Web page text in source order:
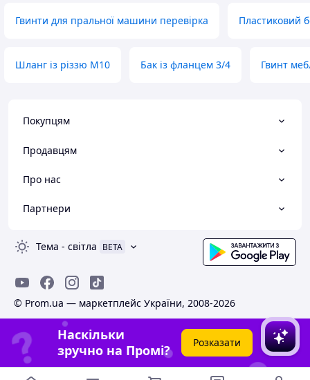
Гвинти для пральної машини перевірка Пластиковий
Шланг із різзю M10 Бак із фланцем 3/4 Гвинт
Покупцям
Продавцям
Про нас
Партнери
Тема - світла BETA
© Prom.ua — маркетплейс України, 2008-2026
Наскільки
зручно на Промі?
Розказати